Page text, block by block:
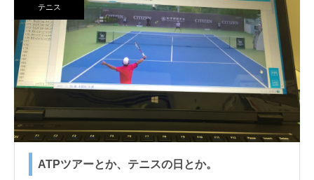
テニス
ATPツアーとか、テニスの日とか。